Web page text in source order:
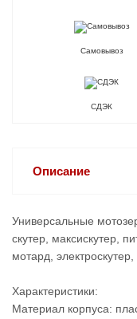
Самовывоз
СДЭК
Описание
Универсальные
скутер, максискутер,
мотард,
Характеристики:
Материал корпуса: